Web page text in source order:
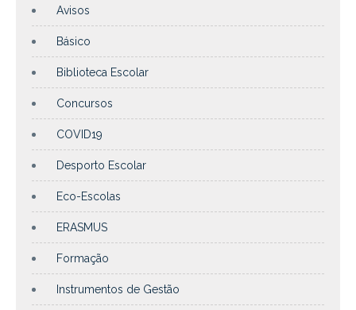
Avisos
Básico
Biblioteca Escolar
Concursos
COVID19
Desporto Escolar
Eco-Escolas
ERASMUS
Formação
Instrumentos de Gestão